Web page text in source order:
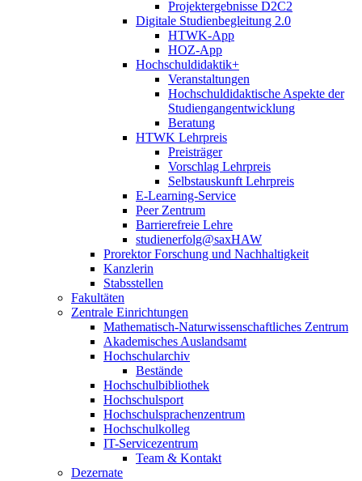
Projektergebnisse D2C2
Digitale Studienbegleitung 2.0
HTWK-App
HOZ-App
Hochschuldidaktik+
Veranstaltungen
Hochschuldidaktische Aspekte der
Studiengangentwicklung
Beratung
HTWK Lehrpreis
Preisträger
Vorschlag Lehrpreis
Selbstauskunft Lehrpreis
E-Learning-Service
Peer Zentrum
Barrierefreie Lehre
studienerfolg@saxHAW
Prorektor Forschung und Nachhaltigkeit
Kanzlerin
Stabsstellen
Fakultäten
Zentrale Einrichtungen
Mathematisch-Naturwissenschaftliches Zentrum
Akademisches Auslandsamt
Hochschularchiv
Bestände
Hochschulbibliothek
Hochschulsport
Hochschulsprachenzentrum
Hochschulkolleg
IT-Servicezentrum
Team & Kontakt
Dezernate